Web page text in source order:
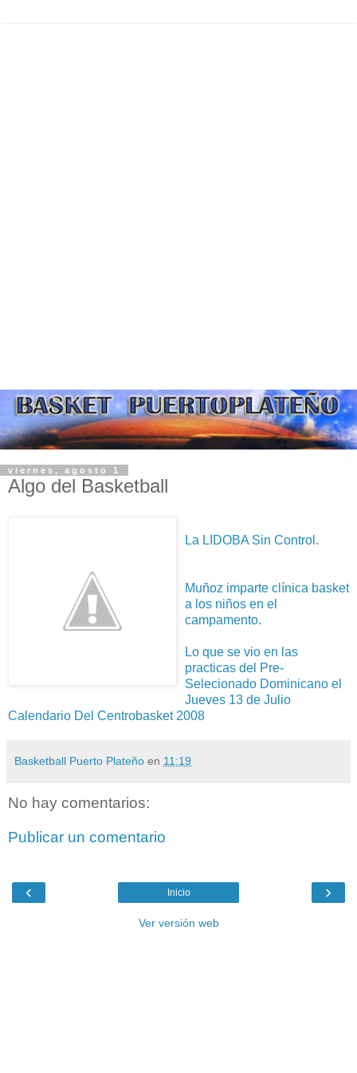
viernes, agosto 1
Algo del Basketball
La LIDOBA Sin Control .
Muñoz imparte clínica basket
a los niños en el
campamento.
Lo que se vio en las
practicas del Pre-
Selecionado Dominicano el
Jueves 13 de Julio
Calendario Del Centrobasket 2008
Basketball Puerto Plateño en 11:19
No hay comentarios:
Publicar un comentario
‹ ›
Inicio
Ver versión web